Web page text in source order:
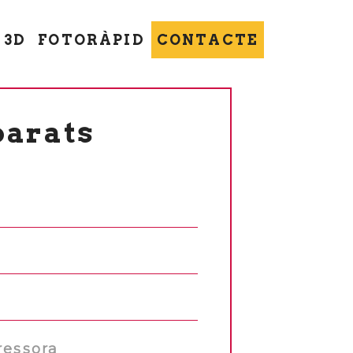
FOTORÀPID CONTACTE